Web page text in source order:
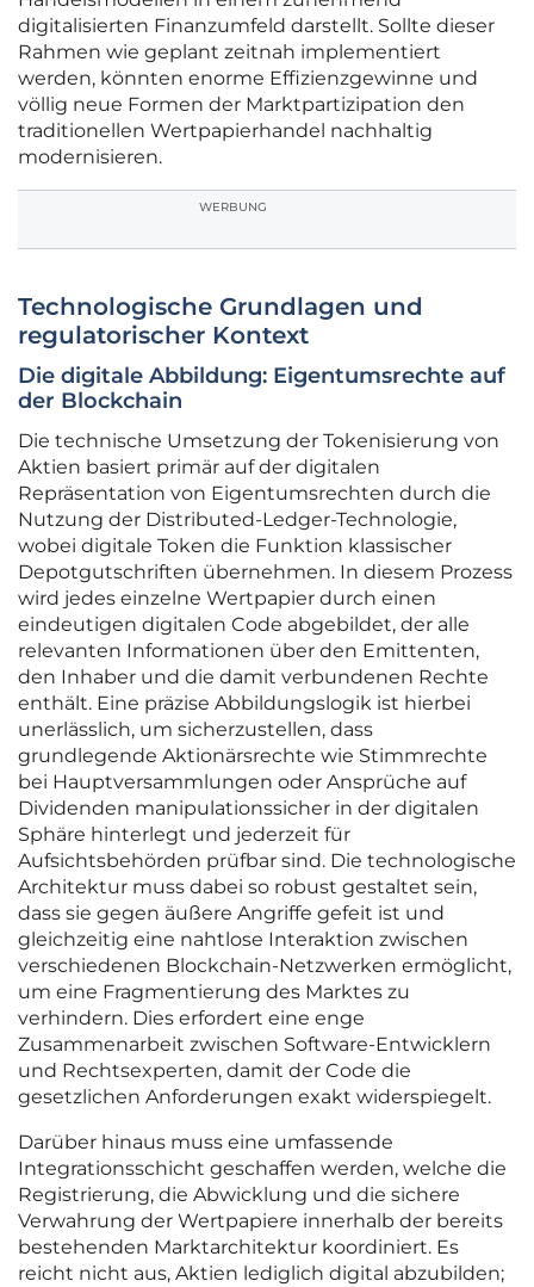
digitalisierten Finanzumfeld darstellt. Sollte dieser
Rahmen wie geplant zeitnah implementiert
werden, könnten enorme Effizienzgewinne und
völlig neue Formen der Marktpartizipation den
traditionellen Wertpapierhandel nachhaltig
modernisieren.
WERBUNG
Technologische Grundlagen und
regulatorischer Kontext
Die digitale Abbildung: Eigentumsrechte auf
der Blockchain
Die technische Umsetzung der Tokenisierung von
Aktien basiert primär auf der digitalen
Repräsentation von Eigentumsrechten durch die
Nutzung der Distributed-Ledger-Technologie,
wobei digitale Token die Funktion klassischer
Depotgutschriften übernehmen. In diesem Prozess
wird jedes einzelne Wertpapier durch einen
eindeutigen digitalen Code abgebildet, der alle
relevanten Informationen über den Emittenten,
den Inhaber und die damit verbundenen Rechte
enthält. Eine präzise Abbildungslogik ist hierbei
unerlässlich, um sicherzustellen, dass
grundlegende Aktionärsrechte wie Stimmrechte
bei Hauptversammlungen oder Ansprüche auf
Dividenden manipulationssicher in der digitalen
Sphäre hinterlegt und jederzeit für
Aufsichtsbehörden prüfbar sind. Die technologische
Architektur muss dabei so robust gestaltet sein,
dass sie gegen äußere Angriffe gefeit ist und
gleichzeitig eine nahtlose Interaktion zwischen
verschiedenen Blockchain-Netzwerken ermöglicht,
um eine Fragmentierung des Marktes zu
verhindern. Dies erfordert eine enge
Zusammenarbeit zwischen Software-Entwicklern
und Rechtsexperten, damit der Code die
gesetzlichen Anforderungen exakt widerspiegelt.
Darüber hinaus muss eine umfassende
Integrationsschicht geschaffen werden, welche die
Registrierung, die Abwicklung und die sichere
Verwahrung der Wertpapiere innerhalb der bereits
bestehenden Marktarchitektur koordiniert. Es
reicht nicht aus, Aktien lediglich digital abzubilden;